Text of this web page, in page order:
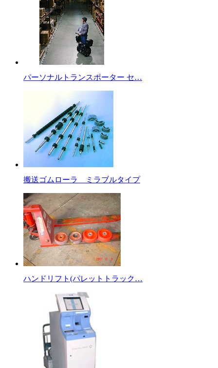
パーソナルトランスポーター セ…
搬送ゴムローラ ミラブルタイプ
ハンドリフト(パレットトラック…